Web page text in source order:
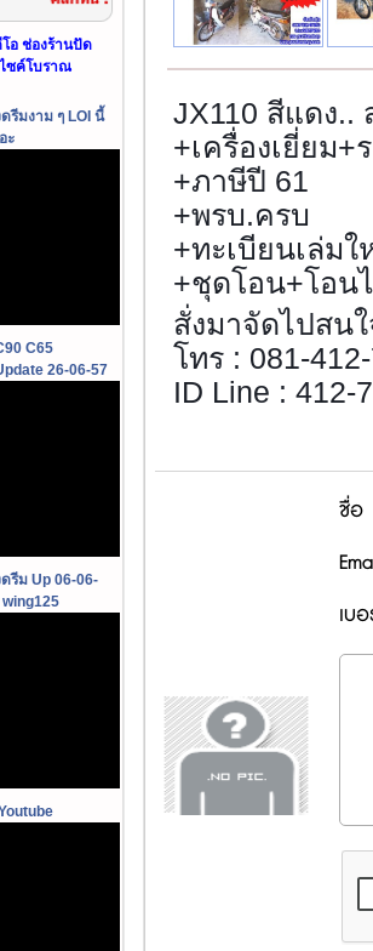
อ ช่องร้านปัด
ซค์โบราณ
รีมงาม ๆ LOI นี้
ะ
C65
26-06-57
รีม Up 06-06-
JX110 สีแดง..
+เครื่องเยี่ยม
+ภาษีปี 61
+พรบ.ครบ
+ทะเบียนเล่มใ
+ชุดโอน+โอน
สั่งมาจัดไปสน
โทร : 081-
ID Line : 412-
ชื่อ
เบ